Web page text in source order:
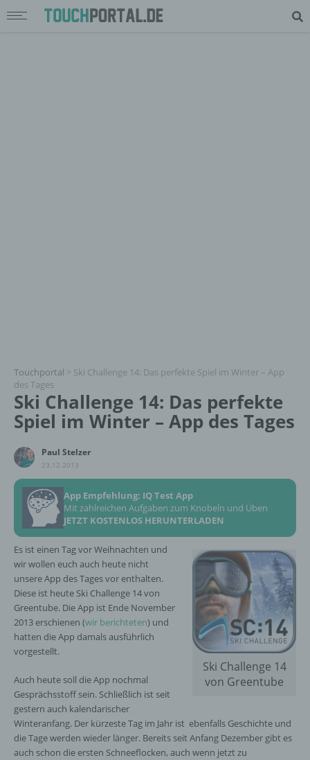
Touchportal > Ski Challenge 14: Das perfekte Spiel im Winter – App
des Tages
Ski Challenge 14: Das perfekte
Spiel im Winter – App des Tages
Paul Stelzer
23.12.2013
App Empfehlung: IQ Test App
Mit zahlreichen Aufgaben zum Knobeln und Üben
JETZT KOSTENLOS HERUNTERLADEN
Ski Challenge 14
von Greentube
Es ist einen Tag vor Weihnachten und
wir wollen euch auch heute nicht
unsere App des Tages vor enthalten.
Diese ist heute Ski Challenge 14 von
Greentube. Die App ist Ende November
2013 erschienen (wir berichteten) und
hatten die App damals ausführlich
vorgestellt.
Auch heute soll die App nochmal
Gesprächsstoff sein. Schließlich ist seit
gestern auch kalendarischer
Winteranfang. Der kürzeste Tag im Jahr ist ebenfalls Geschichte und
die Tage werden wieder länger. Bereits seit Anfang Dezember gibt es
auch schon die ersten Schneeflocken, auch wenn jetzt zu